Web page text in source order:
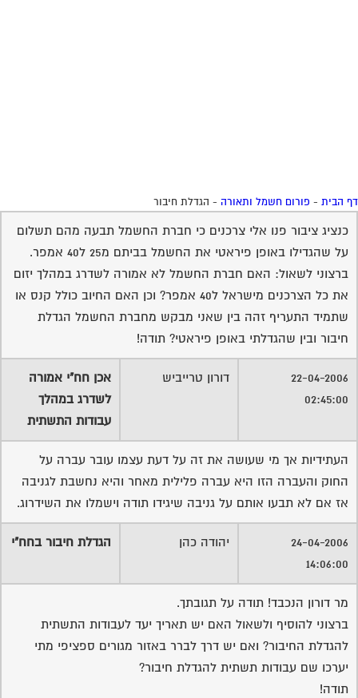
הבית- פורום חשמל ותאורה- הגדלת חיבור
כנציג ציבור פנו אלי צרכנים כי חברת החשמל תבעה מהם תשלום
על שהגדילו באופן פיראטי את החשמל בביתם מ25 ל40 אמפר.
ברצוני לשאול: האם חברת החשמל לא אמורה לשדרג במהלך יזום
את כל הצרכנים מישראל ל40 אמפר? וכן האם החיוב כולל קנס או
שתמיד התעריף זהה בין שאני מבקש מחברת החשמל הגדלת
חיבור ובין שהגדלתי באופן פיראטי? תודה!
22-04-2006
02:45:00
דורון טרייביש
אכן חח"י אמורה
לשדרג במהלך
עבודות התשתית
העתידיות אך מי שעושה את זה על דעת עצמו עובר עברה על
החוק והעברה הזו היא עברה פלילית מאחר והיא נחשבת לגניבה
אז אם לא תבעו אותם על גניבה שיגידו תודה וישמלו את השידרוג.
24-04-2006
14:06:00
יהודה כהן הגדלת חיבור בחח"י
מר דורון הנכבד! תודה על תגובתך.
ברצוני להוסיף ולשאול האם יש תאריך יעד לעבודות התשתית
להגדלת החיבור? ואם יש דרך לברר באזור מגורים ספציפי מתי
יערכו שם עבודות תשתית להגדלת חיבור?
תודה!